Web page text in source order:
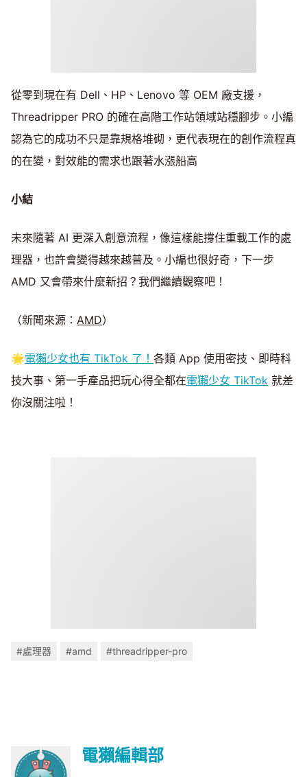
從零到現在有 Dell、HP、Lenovo 等 OEM 廠支援，
Threadripper PRO 的確在高階工作站領域站穩腳步。小編
認為它的成功不只是靠規格堆砌，更代表現在的創作流程真
的在變，對效能的需求也跟著水漲船高
小結
未來隨著 AI 更深入創意流程，像這樣能撐住重載工作的處
理器，也許會變得越來越普及。小編也很好奇，下一步
AMD 又會帶來什麼新招？我們繼續觀察吧！
（新聞來源： AMD）
🌟電獺少女也有 TikTok 了！ 各類 App 使用密技、即時科
技大事、第一手產品把玩心得全都在電獺少女 TikTok 就差
你沒關注啦！
#處理器 #amd #threadripper-pro
電獺編輯部